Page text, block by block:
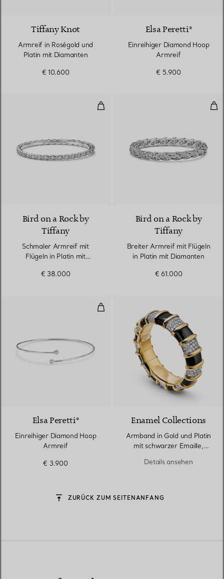
Tiffany Knot
Armreif in Roségold und
Platin mit Diamanten
€ 10.600
Elsa Peretti®
Einreihiger Diamond Hoop
Armreif
€ 5.900
Schmaler Armreif mit Flügeln in
Bird on a Rock by
Tiffany
Schmaler Armreif mit
Flügeln in Platin mit
€ 38.000
Bird on a Rock by
Tiffany
Breiter Armreif mit Flügeln
in Platin mit Diamanten
€ 61.000
Einreihiger Diamond Hoop
3 Materialien
Elsa Peretti®
Einreihiger Diamond Hoop
Armreif
€ 3.900
Enamel Collections
Armband in Gold und Platin
mit schwarzer Emaille,
Details ansehen
ZURÜCK ZUM SEITENANFANG